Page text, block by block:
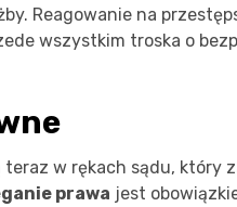
Reagowanie na
wszystkim troska o
w rękach sądu, który
prawa jest